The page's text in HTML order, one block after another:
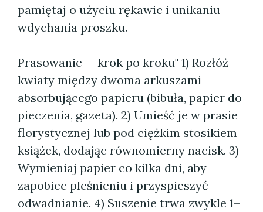
pamiętaj o użyciu rękawic i unikaniu
wdychania proszku.
Prasowanie — krok po kroku" 1) Rozłóż
kwiaty między dwoma arkuszami
absorbującego papieru (bibuła, papier do
pieczenia, gazeta). 2) Umieść je w prasie
florystycznej lub pod ciężkim stosikiem
książek, dodając równomierny nacisk. 3)
Wymieniaj papier co kilka dni, aby
zapobiec pleśnieniu i przyspieszyć
odwadnianie. 4) Suszenie trwa zwykle 1–